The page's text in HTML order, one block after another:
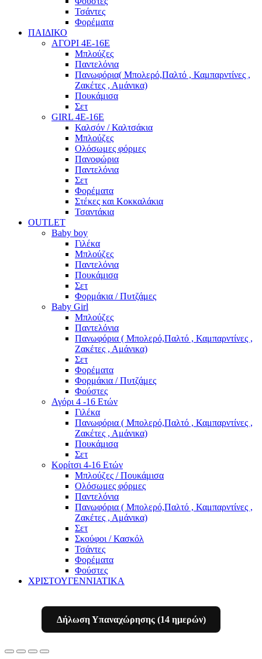
Τσάντες
Φορέματα
ΠΑΙΔΙΚΟ
ΑΓΟΡΙ 4Ε-16Ε
Μπλούζες
Παντελόνια
Πανωφόρια( Μπολερό,Παλτό , Καμπαρντίνες ,
Ζακέτες , Αμάνικα)
Πουκάμισα
Σετ
GIRL 4Ε-16Ε
Καλσόν / Καλτσάκια
Μπλούζες
Ολόσωμες φόρμες
Πανοφώρια
Παντελόνια
Σετ
Φορέματα
Στέκες και Κοκκαλάκια
Τσαντάκια
OUTLET
Baby boy
Γιλέκα
Μπλούζες
Παντελόνια
Πουκάμισα
Σετ
Φορμάκια / Πυτζάμες
Baby Girl
Μπλούζες
Παντελόνια
Πανωφόρια ( Μπολερό,Παλτό , Καμπαρντίνες ,
Ζακέτες , Αμάνικα)
Σετ
Φορέματα
Φορμάκια / Πυτζάμες
Φούστες
Αγόρι 4 -16 Ετών
Γιλέκα
Πανωφόρια ( Μπολερό,Παλτό , Καμπαρντίνες ,
Ζακέτες , Αμάνικα)
Πουκάμισα
Σετ
Κορίτσι 4-16 Ετών
Μπλούζες / Πουκάμισα
Ολόσωμες φόρμες
Παντελόνια
Πανωφόρια ( Μπολερό,Παλτό , Καμπαρντίνες ,
Ζακέτες , Αμάνικα)
Σετ
Σκούφοι / Κασκόλ
Τσάντες
Φορέματα
Φούστες
ΧΡΙΣΤΟΥΓΕΝΝΙΑΤΙΚΑ
Δήλωση Υπαναχώρησης (14 ημερών)